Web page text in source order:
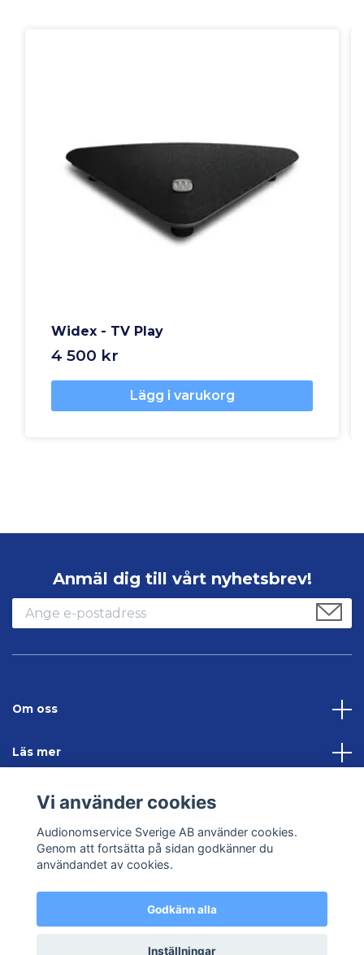
Widex - TV Play
4 500 kr
Lägg i varukorg
Anmäl dig till vårt nyhetsbrev!
Om oss
Läs mer
Sociala medier
Kontakta oss
© 2026 Audionomservice – Allt inom hörsel
Vi använder cookies
Audionomservice Sverige AB använder cookies.
Genom att fortsätta på sidan godkänner du
användandet av cookies.
Godkänn alla
Inställningar